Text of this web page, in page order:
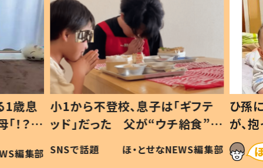
歳息
？」
編集部
小1から不登校、息子は「ギフテ
ッド」だった 父が“ウチ給食”を
作り続ける理由とは #令和の親
#令和の子
SNSで話題 ほ・とせなNEWS編集部
ひ孫
が、
「涙
い」